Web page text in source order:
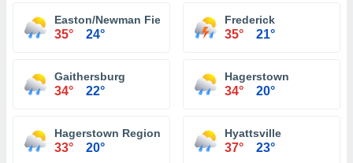
Easton/Newman Field Airport
35° 24°
Frederick
35° 21°
Gaithersburg
34° 22°
Hagerstown
34° 20°
Hagerstown Regional Airport
33° 20°
Hyattsville
37° 23°